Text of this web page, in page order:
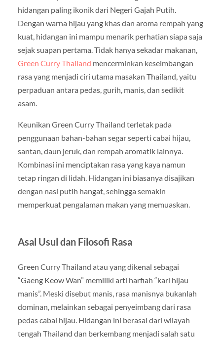
hidangan paling ikonik dari Negeri Gajah Putih.
Dengan warna hijau yang khas dan aroma rempah yang
kuat, hidangan ini mampu menarik perhatian siapa saja
sejak suapan pertama. Tidak hanya sekadar makanan,
Green Curry Thailand mencerminkan keseimbangan
rasa yang menjadi ciri utama masakan Thailand, yaitu
perpaduan antara pedas, gurih, manis, dan sedikit
asam.
Keunikan Green Curry Thailand terletak pada
penggunaan bahan-bahan segar seperti cabai hijau,
santan, daun jeruk, dan rempah aromatik lainnya.
Kombinasi ini menciptakan rasa yang kaya namun
tetap ringan di lidah. Hidangan ini biasanya disajikan
dengan nasi putih hangat, sehingga semakin
memperkuat pengalaman makan yang memuaskan.
Asal Usul dan Filosofi Rasa
Green Curry Thailand atau yang dikenal sebagai
“Gaeng Keow Wan” memiliki arti harfiah “kari hijau
manis”. Meski disebut manis, rasa manisnya bukanlah
dominan, melainkan sebagai penyeimbang dari rasa
pedas cabai hijau. Hidangan ini berasal dari wilayah
tengah Thailand dan berkembang menjadi salah satu